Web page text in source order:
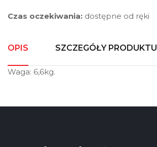
Czas oczekiwania: dostępne od ręki
OPIS SZCZEGÓŁY PRODUKTU
Waga: 6,6kg.